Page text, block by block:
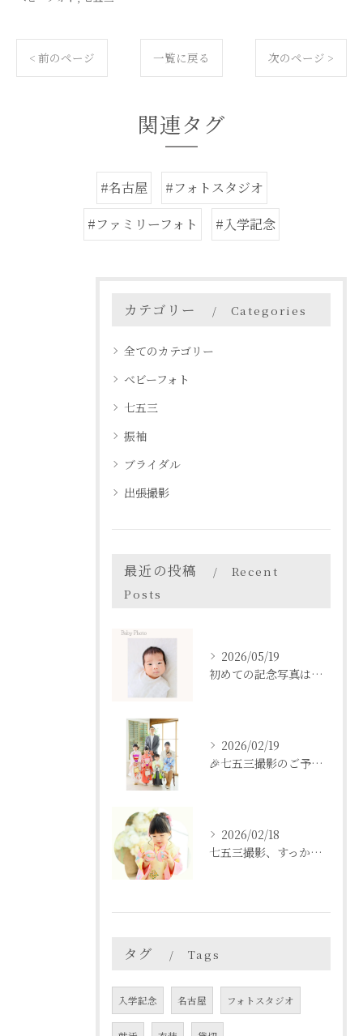
< 前のページ 一覧に戻る 次のページ >
関連タグ
#名古屋
#フォトスタジオ
#ファミリーフォト
#入学記念
カテゴリー Categories
全てのカテゴリー
ベビーフォト
七五三
振袖
ブライダル
出張撮影
最近の投稿
Recent
Posts
2026/05/19
初めての記念写真はは、DEAR STUDIOで。
2026/02/19
🎉七五三撮影のご予約をご検討中の方へ🎉
2026/02/18
七五三撮影、すっかり忘れてた💦という方も
タグ Tags
入学記念 名古屋 フォトスタジオ